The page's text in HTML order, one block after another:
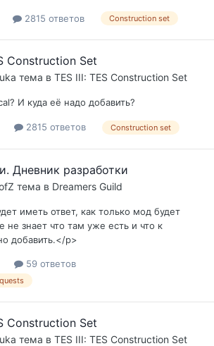
2815 ответов Construction set
Construction Set
тема в TES III: TES Construction Set
И куда её надо добавить?
2815 ответов Construction set
Дневник разработки
тема в Dreamers Guild
иметь ответ, как только мод будет
знает что там уже есть и что к
добавить.</p>
59 ответов
quests
Construction Set
тема в TES III: TES Construction Set